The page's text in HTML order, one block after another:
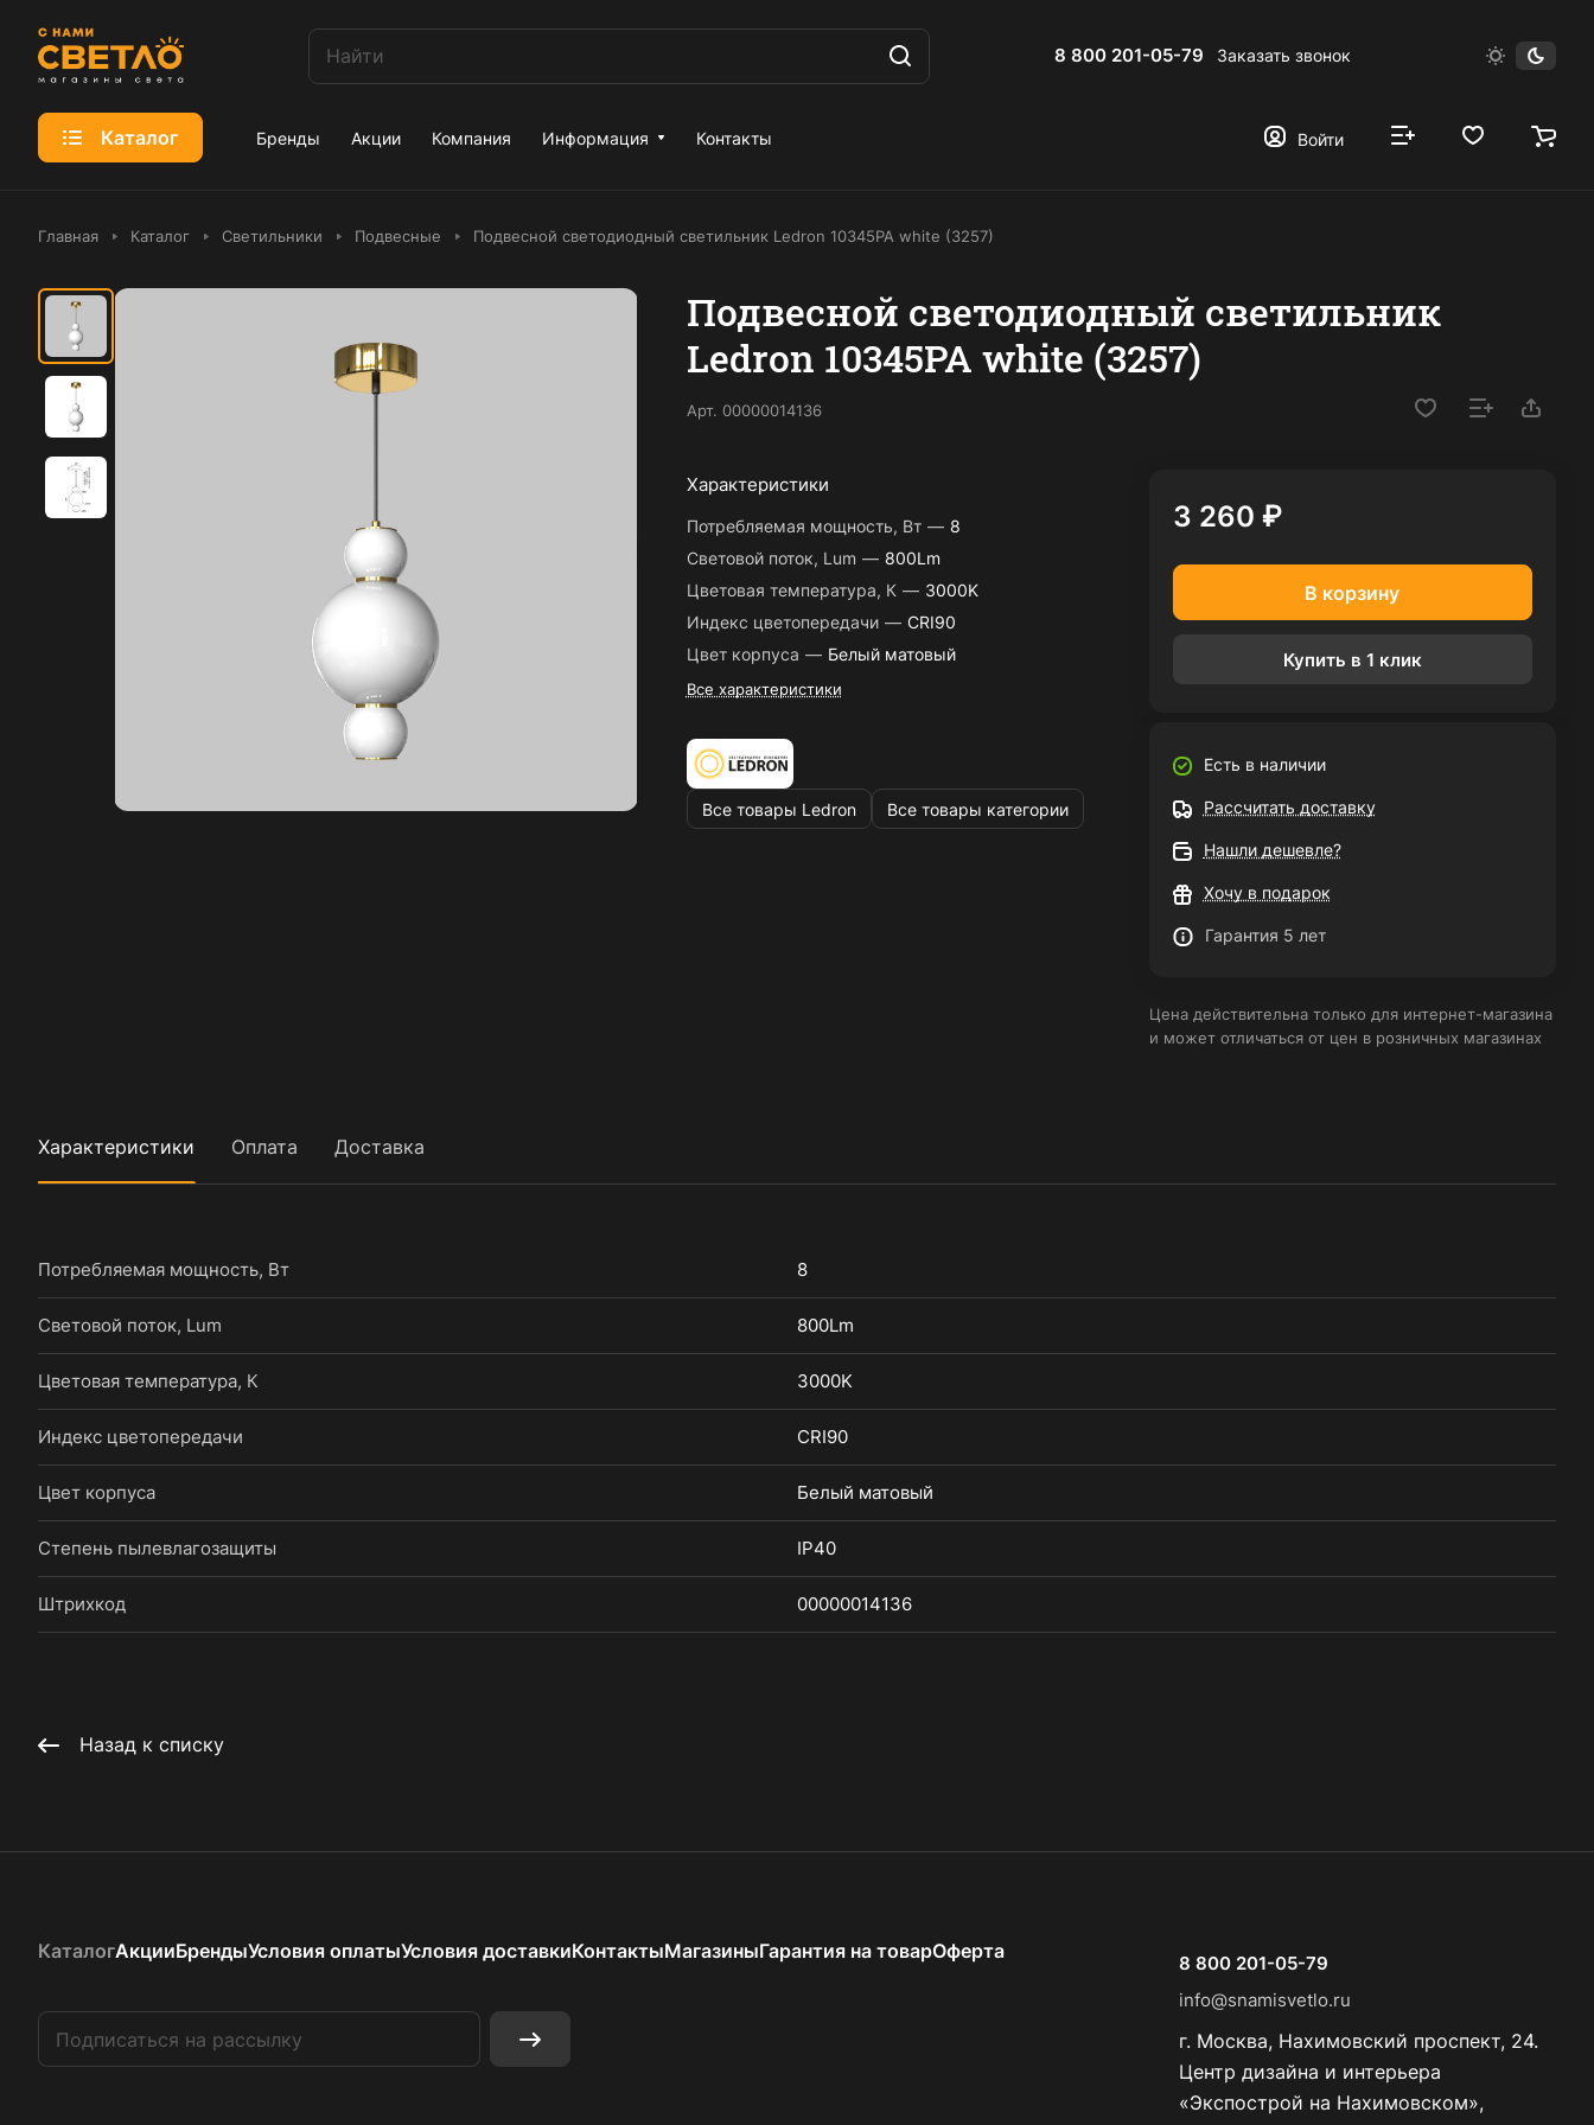
8 800 201-05-79 Заказать звонок
Каталог Бренды Акции Компания Информация Контакты Войти
Главная Каталог Светильники Подвесные Подвесной светодиодный светильник Ledron 10345PA white (3257)
Подвесной светодиодный светильник
Ledron 10345PA white (3257)
Арт. 00000014136
Характеристики
Потребляемая мощность, Вт — 8
Световой поток, Lum — 800Lm
Цветовая температура, К — 3000K
Индекс цветопередачи — CRI90
Цвет корпуса — Белый матовый
Все характеристики
Все товары Ledron Все товары категории
3 260 ₽
В корзину
Купить в 1 клик
Есть в наличии
Рассчитать доставку
Нашли дешевле?
Хочу в подарок
Гарантия 5 лет
Цена действительна только для интернет-магазина
и может отличаться от цен в розничных магазинах
Характеристики Оплата Доставка
Потребляемая мощность, Вт 8
Световой поток, Lum 800Lm
Цветовая температура, К 3000K
Индекс цветопередачи CRI90
Цвет корпуса Белый матовый
Степень пылевлагозащиты IP40
Штрихкод 00000014136
Назад к списку
КаталогАкцииБрендыУсловия оплатыУсловия доставкиКонтактыМагазиныГарантия на товарОферта
8 800 201-05-79
info@snamisvetlo.ru
г. Москва, Нахимовский проспект, 24.
Центр дизайна и интерьера
«Экспострой на Нахимовском»,